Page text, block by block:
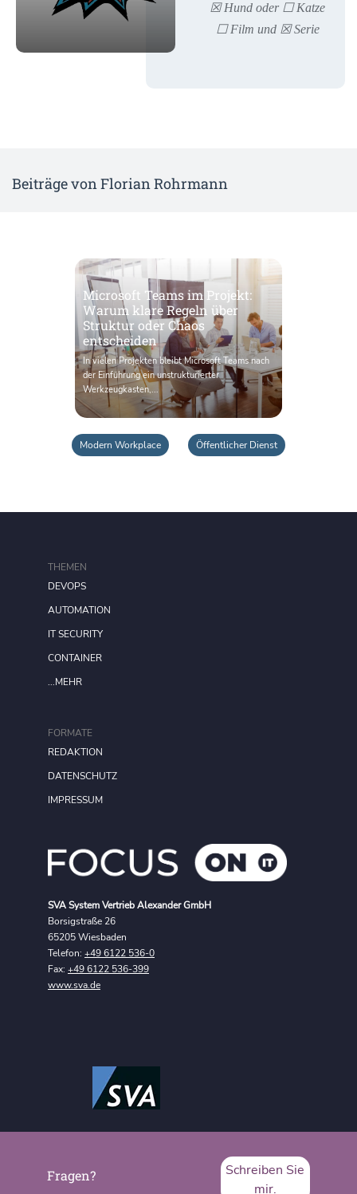
☒Hund oder ☐Katze
☐Film und ☒Serie
Beiträge von Florian Rohrmann
Microsoft Teams im Projekt:
Warum klare Regeln über
Struktur oder Chaos
entscheiden
In vielen Projekten bleibt Microsoft Teams nach
der Einführung ein unstrukturierter
Werkzeugkasten,...
Modern Workplace Öffentlicher Dienst
Fragen?
Schreiben Sie
mir.
SVA System Vertrieb Alexander GmbH
Borsigstraße 26
65205 Wiesbaden
Telefon: +49 6122 536-0
Fax: +49 6122 536-399
www.sva.de
FORMATE
REDAKTION
DATENSCHUTZ
IMPRESSUM
THEMEN
DEVOPS
AUTOMATION
IT SECURITY
CONTAINER
...MEHR